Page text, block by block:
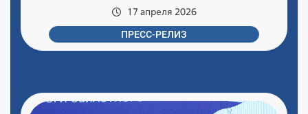
17 апреля 2026
ПРЕСС-РЕЛИЗ